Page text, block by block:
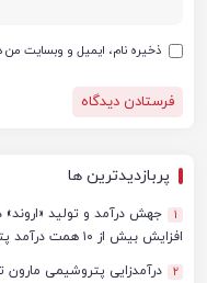
ذخیره نام، ایمیل و وبسایت من
پربازدیدترین ها
1
جهش درآمد و تولید
افزایش بیش از ۱۰ همت درآمد پتروشیمی اروند در ۹ ماهه ۱۴۰۴
2 درآمدزایی پتروشیمی مارون تا